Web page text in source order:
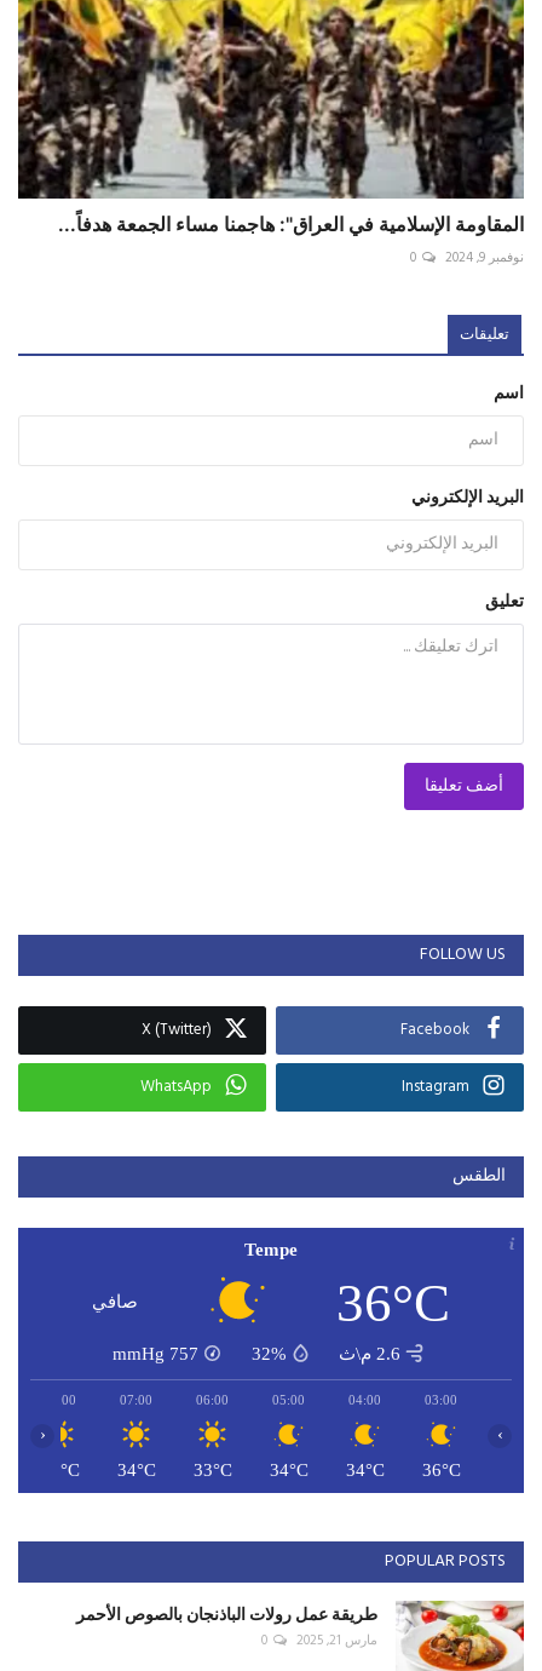
المقاومة الإسلامية في العراق": هاجمنا مساء الجمعة هدفاً...
نوفمبر 9, 2024 0
تعليقات
اسم
البريد الإلكتروني
تعليق
أضف تعليقا
FOLLOW US
Facebook
X (Twitter)
Instagram
WhatsApp
الطقس
Tempe
36°C صافي
2.6 م\ث 32%
757
mmHg
03:00
36°C
04:00
34°C
05:00
34°C
06:00
33°C
07:00
34°C
08:00
35°C
‹ ›
POPULAR POSTS
طريقة عمل رولات الباذنجان بالصوص الأحمر
مارس 21, 2025 0